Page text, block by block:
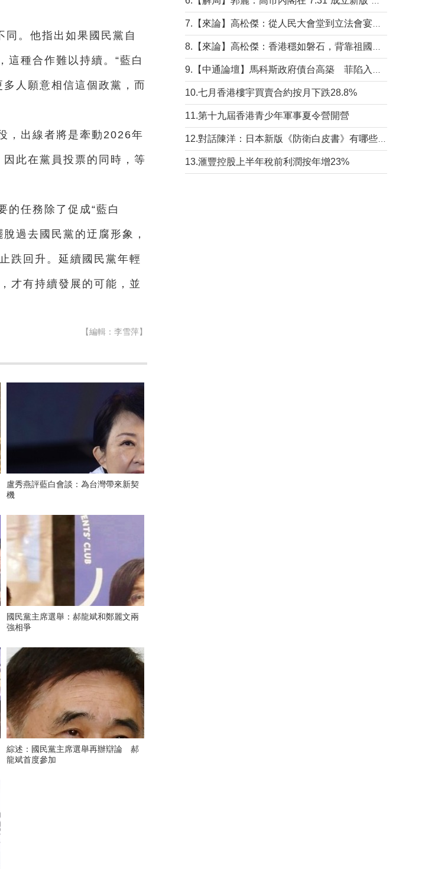
同。他指出如果國民黨自
這種合作難以持續。“藍白
人願意相信這個政黨，而
，出線者將是牽動2026年
此在黨員投票的同時，等
的任務除了促成“藍白
過去國民黨的迂腐形象，
跌回升。延續國民黨年輕
才有持續發展的可能，並
【編輯：李雪萍】
盧秀燕評藍白會談：為台灣帶來新契
機
國民黨主席選舉：郝龍斌和鄭麗文兩
強相爭
綜述：國民黨主席選舉再辦辯論 郝
龍斌首度參加
10.七月香港樓宇買賣合約按月下跌28.8%
11.第十九屆香港青少年軍事夏令營開營
13.滙豐控股上半年稅前利潤按年增23%